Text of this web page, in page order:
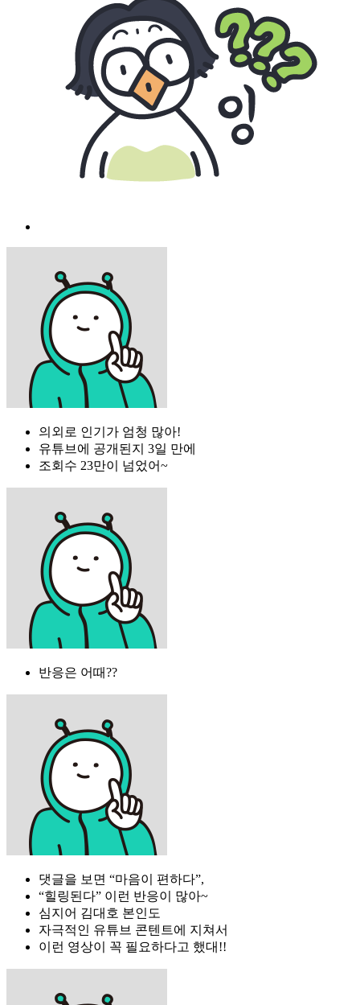
의외로 인기가 엄청 많아!
유튜브에 공개된지 3일 만에
조회수 23만이 넘었어~
반응은 어때??
댓글을 보면 “마음이 편하다”,
“힐링된다” 이런 반응이 많아~
심지어 김대호 본인도
자극적인 유튜브 콘텐트에 지쳐서
이런 영상이 꼭 필요하다고 했대!!